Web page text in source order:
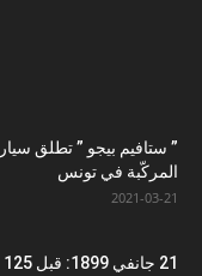
المركّبة في تونس
2021-03-21